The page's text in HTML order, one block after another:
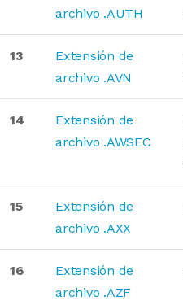
archivo .AUTH
13
Extensión de
archivo .AVN
14
Extensión de
archivo .AWSEC
15
Extensión de
archivo .AXX
16
Extensión de
archivo .AZF